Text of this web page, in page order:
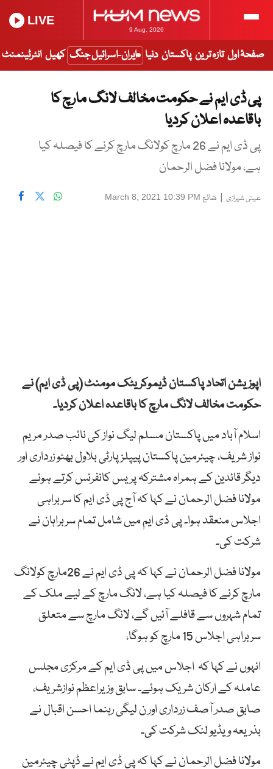
9 Aug, 2026
LIVE
صفحۂ اول تازہ ترین پاکستان دنیا ایران-اسرائیل جنگ کھیل انٹرٹینمنٹ
پی ڈی ایم نے حکومت مخالف لانگ مارچ کا
باقاعدہ اعلان کردیا
پی ڈی ایم نے 26 مارچ کولانگ مارچ کرنے کا فیصلہ کیا
ہے، مولانا فضل الرحمان
عینی شیرازی | شائع March 8, 2021 10:39 PM
اپوزیشن اتحاد پاکستان ڈیموکریٹک مومنٹ (پی ڈی ایم) نے
حکومت مخالف لانگ مارچ کا باقاعدہ اعلان کردیا۔
اسلام آباد میں پاکستان مسلم لیگ نواز کی نائب صدر مریم
نواز شریف، چیئرمین پاکستان پیپلز پارٹی بلاول بھٹو زرداری اور
دیگر قائدین کے ہمراہ مشترکہ پریس کانفرنس کرتے ہوئے
مولانا فضل الرحمان نے کہا کہ آج پی ڈی ایم کا سربراہی
اجلاس منعقد ہوا۔ پی ڈی ایم میں شامل تمام سربراہان نے
شرکت کی۔
مولانا فضل الرحمان نے کہا کہ پی ڈی ایم نے 26مارچ کولانگ
مارچ کرنے کا فیصلہ کیا ہے، لانگ مارچ کے لیے ملک کے
تمام شہروں سے قافلے آئیں گے، لانگ مارچ سے متعلق
سربراہی اجلاس 15 مارچ کو ہوگا،
انہوں نے کہا کہ اجلاس میں پی ڈی ایم کے مرکزی مجلس
عاملہ کے ارکان شریک ہوئے۔ سابق وزیراعظم نوازشریف،
صابق صدر آصف زرداری اور ن لیگی رہنما احسن اقبال نے
بذریعہ ویڈیو لنک شرکت کی۔
مولانا فضل الرحمان نے کہا کہ پی ڈی ایم نے ڈپٹی چیئرمین